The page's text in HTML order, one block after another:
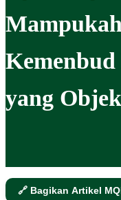
yang
🔗 Bagikan Artikel